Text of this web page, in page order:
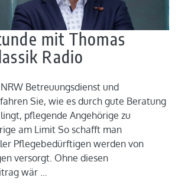
mit Thomas
Radio
Betreuungsdienst und
Sie, wie es durch gute Beratung
pflegende Angehörige zu
am Limit So schafft man
Pflegebedürftigen werden von
versorgt. Ohne diesen
wär …